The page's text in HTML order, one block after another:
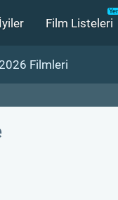
Film Listeleri
Filmleri